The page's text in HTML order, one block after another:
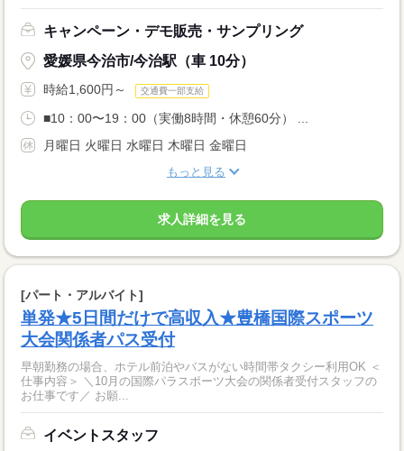
キャンペーン・デモ販売・サンプリング
愛媛県今治市/今治駅（車 10分）
時給1,600円～ 交通費一部支給
■10：00〜19：00（実働8時間・休憩60分） ...
月曜日 火曜日 水曜日 木曜日 金曜日
もっと見る
求人詳細を見る
[パート・アルバイト]
単発★5日間だけで高収入★豊橋国際スポーツ
大会関係者パス受付
早朝勤務の場合、ホテル前泊やバスがない時間帯タクシー利用OK ＜
仕事内容＞ ＼10月の国際パラスポーツ大会の関係者受付スタッフの
お仕事です／ お願...
イベントスタッフ